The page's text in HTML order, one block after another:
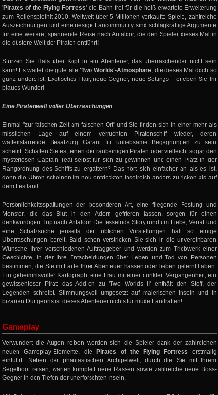
'Pirates of the Flying Fortress' die Bahn frei für die heiß erwartete Erweiterung
zum Rollenspielhit 2010. Weltweit über 5 Millionen verkaufte Spiele, zahlreiche
Auszeichnungen und eine riesige Fancommunity sind schlagkräftige Argumente
für eine weitere, spannende Reise nach Antaloor, die den Spieler dieses Mal in
die düstere Welt der Piraten entführt!
Stürzen Sie Hals über Kopf in ein Abenteuer, das überraschender nicht sein
kann! Es wartet die gute alte'Two Worlds'-Atmosphäre, die dieses Mal doch so
ganz anders ist. Exotisches Flair, neue Gegner, neue Settings – erleben Sie Ihr
blaues Wunder!
Eine Piratenwelt voller Überraschungen
Einmal "zur falschen Zeit am falschen Ort" und Sie finden sich in einer mehr als
misslichen Lage auf einem verruchten Piratenschiff wieder, deren
waffenstarrende Besatzung Garant für unliebsame Begegnungen zu sein
scheint. Schaffen Sie es, einen der raubeinigen Piraten oder vielleicht sogar den
mysteriösen Captain Teal selbst für sich zu gewinnen und einen Platz in der
Rangordnung des Schiffs zu ergattern? Das hört sich einfacher an als es ist,
denn die Uhren scheinen im neu entdeckten Inselreich anders zu ticken als auf
dem Festland.
Persönlichkeitsspaltungen der besonderen Art, eine fliegende Festung und
Monster, die das Blut in den Adern gefrieren lassen, sorgen für einen
denkwürdigen Trip nach Antaloor. Die fesselnde Story rund um Liebe, Verrat und
eine Schatzsuche jenseits der üblichen Vorstellungen hält so einige
Überraschungen bereit. Bald schon verstricken Sie sich in die unvereinbaren
Wünsche Ihrer verschiedenen Auftraggeber und werden zum Triebwerk einer
Geschichte, in der Ihre Entscheidungen über Leben und Tod von Personen
bestimmen, die Sie im Laufe Ihrer Abenteuer hassen oder lieben gelernt haben.
Ein geheimnisvoller Kartograph, eine Frau mit einer dunklen Vergangenheit, ein
gewissenloser Pirat: das Add-on zu 'Two Worlds II' enthält den Stoff, der
Legenden schreibt. Stimmungsvoll umgesetzt auf malerischen Inseln und in
bizarren Dungeons ist dieses Abenteuer nichts für müde Landratten!
Gameplay
Verwundert die Augen reiben werden sich die Spieler dank der zahlreichen
neuen Gameplay-Elemente, die
Pirates of the Flying Fortress erstmalig
einführt. Neben der phantastischen Archipelwelt, durch die Sie mit Ihrem
Segelboot reisen, warten komplett neue Rassen sowie zahlreiche neue Boss-
Gegner in den Tiefen der unerforschten Inseln.